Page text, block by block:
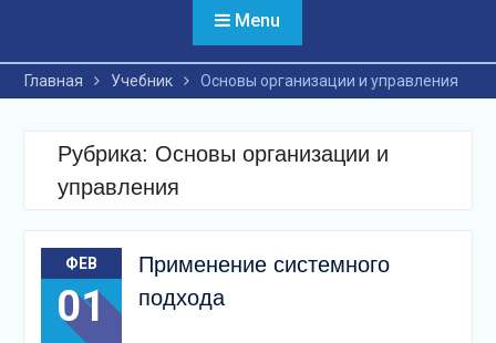
повышение качества
российских предприятий
способствует
Menu
Главная Учебник Основы организации и управления
Рубрика: Основы организации и
управления
ФЕВ
01
Применение системного
подхода